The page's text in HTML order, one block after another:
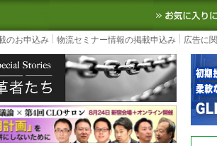
物流ニュースサイト
3PL, SCMなど国内外の最新の
のお申込み 物流セミナー情報の掲載申込み 広告に